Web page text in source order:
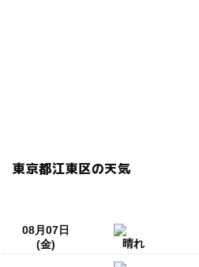
東京都江東区の天気
08月07日
(金)
晴れ